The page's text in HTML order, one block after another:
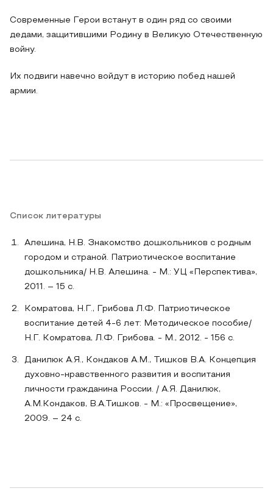
Современные Герои встанут в один ряд со своими
дедами, защитившими Родину в Великую Отечественную
войну.
Их подвиги навечно войдут в историю побед нашей
армии.
Список литературы
Алешина, Н.В. Знакомство дошкольников с родным
городом и страной. Патриотическое воспитание
дошкольника/ Н.В. Алешина. - М.: УЦ «Перспектива»,
2011. – 15 с.
Комратова, Н.Г., Грибова Л.Ф. Патриотическое
воспитание детей 4-6 лет: Методическое пособие/
Н.Г. Комратова, Л.Ф. Грибова. - М., 2012. - 156 с.
Данилюк А.Я., Кондаков А.М., Тишков В.А. Концепция
духовно-нравственного развития и воспитания
личности гражданина России. / А.Я. Данилюк,
А.М.Кондаков, В.А.Тишков. - М.: «Просвещение»,
2009. – 24 с.